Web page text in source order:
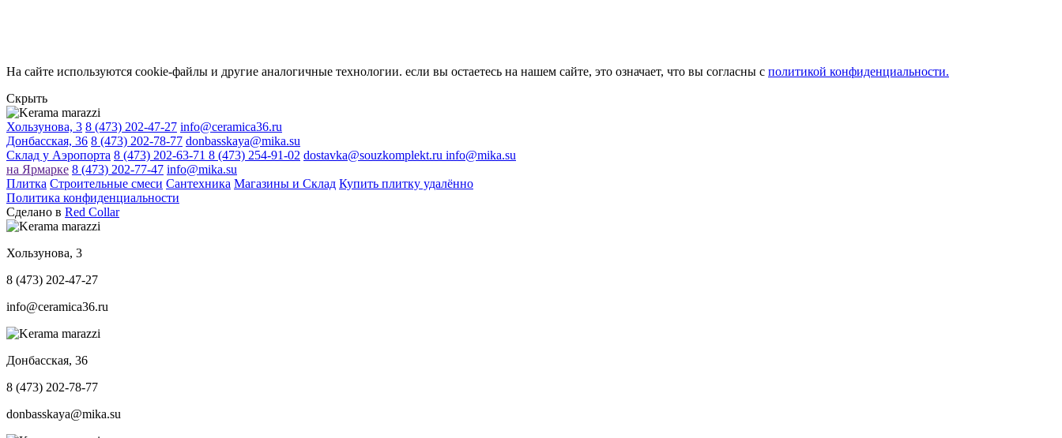
На сайте используются cookie-файлы и другие аналогичные технологии. если вы остаетесь на нашем сайте, это означает, что вы согласны с политикой конфиденциальности.
Скрыть
Хользунова, 3 8 (473) 202-47-27 info@ceramica36.ru
Донбасская, 36 8 (473) 202-78-77 donbasskaya@mika.su
Склад у Аэропорта 8 (473) 202-63-71 8 (473) 254-91-02 dostavka@souzkomplekt.ru info@mika.su
на Ярмарке 8 (473) 202-77-47 info@mika.su
Плитка Строительные смеси Сантехника Магазины и Склад Купить плитку удалённо
Политика конфиденциальности
Сделано в Red Collar
Хользунова, 3
8 (473) 202-47-27
info@ceramica36.ru
Донбасская, 36
8 (473) 202-78-77
donbasskaya@mika.su